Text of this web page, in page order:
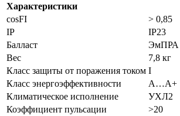
Характеристики
cosFI
> 0,85
IP
IP23
Балласт
ЭмПРА
Вес
7,8 кг
Класс защиты от поражения током I
Класс энергоэффективности
A…A+
Климатическое исполнение
УХЛ2
Коэффициент пульсации
>20